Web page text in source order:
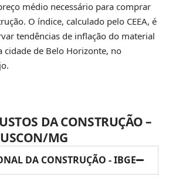
médio necessário para comprar
O índice, calculado pelo CEEA, é
tendências de inflação do material
cidade de Belo Horizonte, no
DA CONSTRUÇÃO –
MG
DA CONSTRUÇÃO - IBGE